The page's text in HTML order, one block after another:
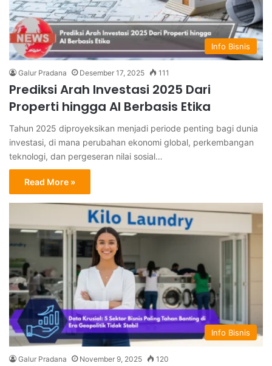
Info Bisnis
Galur Pradana Desember 17, 2025 111
Prediksi Arah Investasi 2025 Dari
Properti hingga AI Berbasis Etika
Tahun 2025 diproyeksikan menjadi periode penting bagi dunia
investasi, di mana perubahan ekonomi global, perkembangan
teknologi, dan pergeseran nilai sosial…
Read More »
Info Bisnis
Galur Pradana November 9, 2025 120